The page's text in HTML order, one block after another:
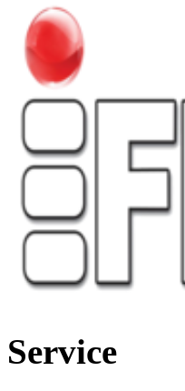
Service